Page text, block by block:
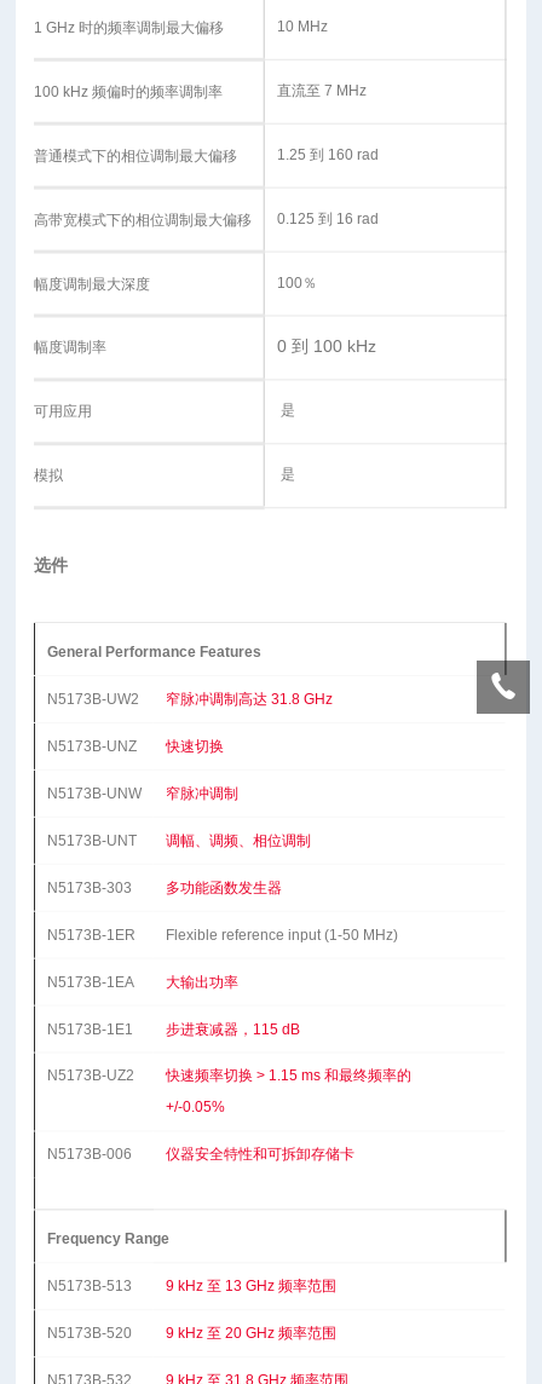
1 GHz 时的频率调制最大偏移 10 MHz
100 kHz 频偏时的频率调制率 直流至 7 MHz
普通模式下的相位调制最大偏移 1.25 到 160 rad
高带宽模式下的相位调制最大偏移 0.125 到 16 rad
幅度调制最大深度 100％
幅度调制率 0 到 100 kHz
可用应用 是
模拟 是
选件
General Performance Features
N5173B-UW2 窄脉冲调制高达 31.8 GHz
N5173B-UNZ 快速切换
N5173B-UNW 窄脉冲调制
N5173B-UNT 调幅、调频、相位调制
N5173B-303 多功能函数发生器
N5173B-1ER Flexible reference input (1-50 MHz)
N5173B-1EA 大输出功率
N5173B-1E1 步进衰减器，115 dB
N5173B-UZ2
快速频率切换 > 1.15 ms 和最终频率的
+/-0.05%
N5173B-006 仪器安全特性和可拆卸存储卡
Frequency Range
N5173B-513 9 kHz 至 13 GHz 频率范围
N5173B-520 9 kHz 至 20 GHz 频率范围